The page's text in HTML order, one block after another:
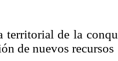
territorial de la
de nuevos recursos